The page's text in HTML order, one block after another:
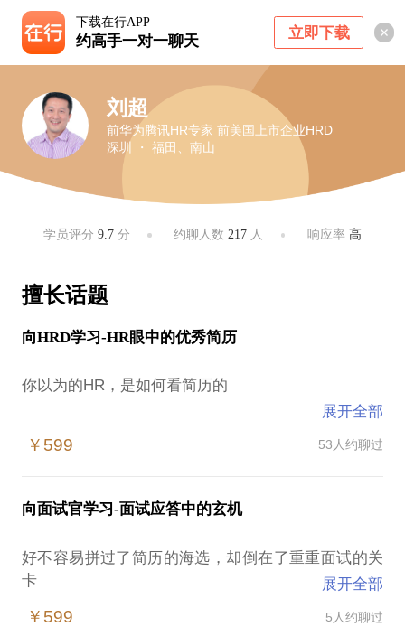
下载在行APP
约高手一对一聊天 立即下载
刘超
前华为腾讯HR专家 前美国上市企业HRD
深圳 ・ 福田、南山
学员评分9.7 分 约聊人数 217 人 响应率 高
擅长话题
向HRD学习-HR眼中的优秀简历
你以为的HR，是如何看简历的
虽然有点扎心，但我还是得说，答案是后者
所以，洋洋洒洒没用，但，惜字如金也不行
关键的关键，是要把面试官想看的信息，“结构化”地
展开全部
￥599 53人约聊过
向面试官学习-面试应答中的玄机
好不容易拼过了简历的海选，却倒在了重重面试的关
卡
合格与不合格，似乎只在面试官的一念之间，人心难
展开全部
￥599 5人约聊过